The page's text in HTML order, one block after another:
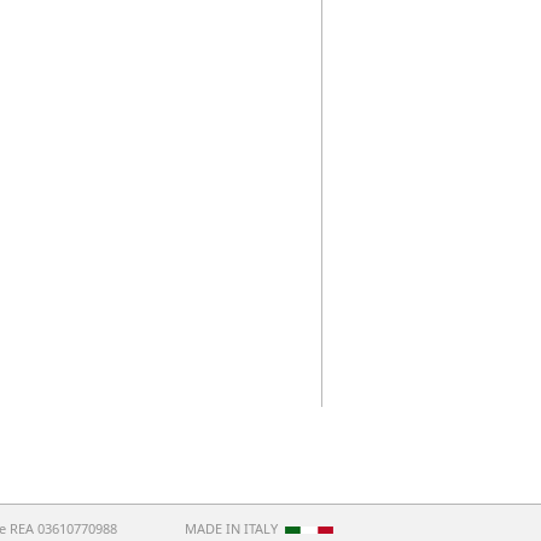
REA 03610770988 MADE IN ITALY